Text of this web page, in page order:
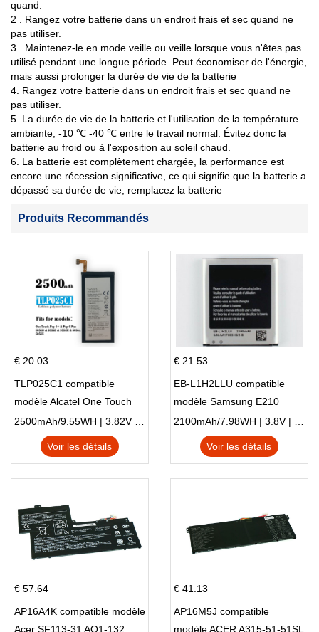
quand.
2 . Rangez votre batterie dans un endroit frais et sec quand ne
pas utiliser.
3 . Maintenez-le en mode veille ou veille lorsque vous n'êtes pas
utilisé pendant une longue période. Peut économiser de l'énergie,
mais aussi prolonger la durée de vie de la batterie
4. Rangez votre batterie dans un endroit frais et sec quand ne
pas utiliser.
5. La durée de vie de la batterie et l'utilisation de la température
ambiante, -10 ℃ -40 ℃ entre le travail normal. Évitez donc la
batterie au froid ou à l'exposition au soleil chaud.
6. La batterie est complètement chargée, la performance est
encore une récession significative, ce qui signifie que la batterie a
dépassé sa durée de vie, remplacez la batterie
Produits Recommandés
€ 20.03
TLP025C1 compatible
modèle Alcatel One Touch
Pop 4 Plus OT-5056D
2500mAh/9.55WH | 3.82V | Li-ion ...
Voir les détails
€ 21.53
EB-L1H2LLU compatible
modèle Samsung E210
E210K i939
2100mAh/7.98WH | 3.8V | Li-ion ...
Voir les détails
€ 57.64
AP16A4K compatible modèle
Acer SF113-31 AO1-132
€ 41.13
AP16M5J compatible
modèle ACER A315-51-51SL